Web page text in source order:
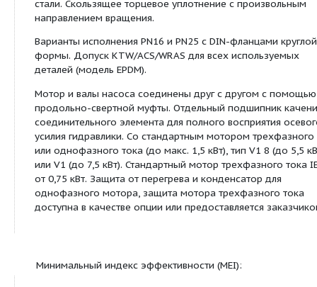
ГцI
КПД мотораη
КПД мотораηm 75% 89,9 %
КПД мотораηm 100% 89,5 %
Мощность:
Температура
перекачиваемой жидкостиT
-15...+120 °C
Температура окружающей
среды, макс.T
40 °C
Номинальное давление PN 16 бар
давлениеp max